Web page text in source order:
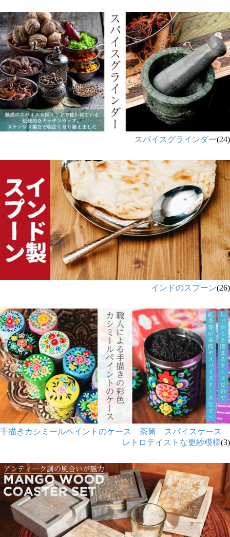
スパイスグラインダー(24)
インドのスプーン(26)
手描きカシミールペイントのケース 茶筒 スパイスケース
レトロテイストな更紗模様(3)